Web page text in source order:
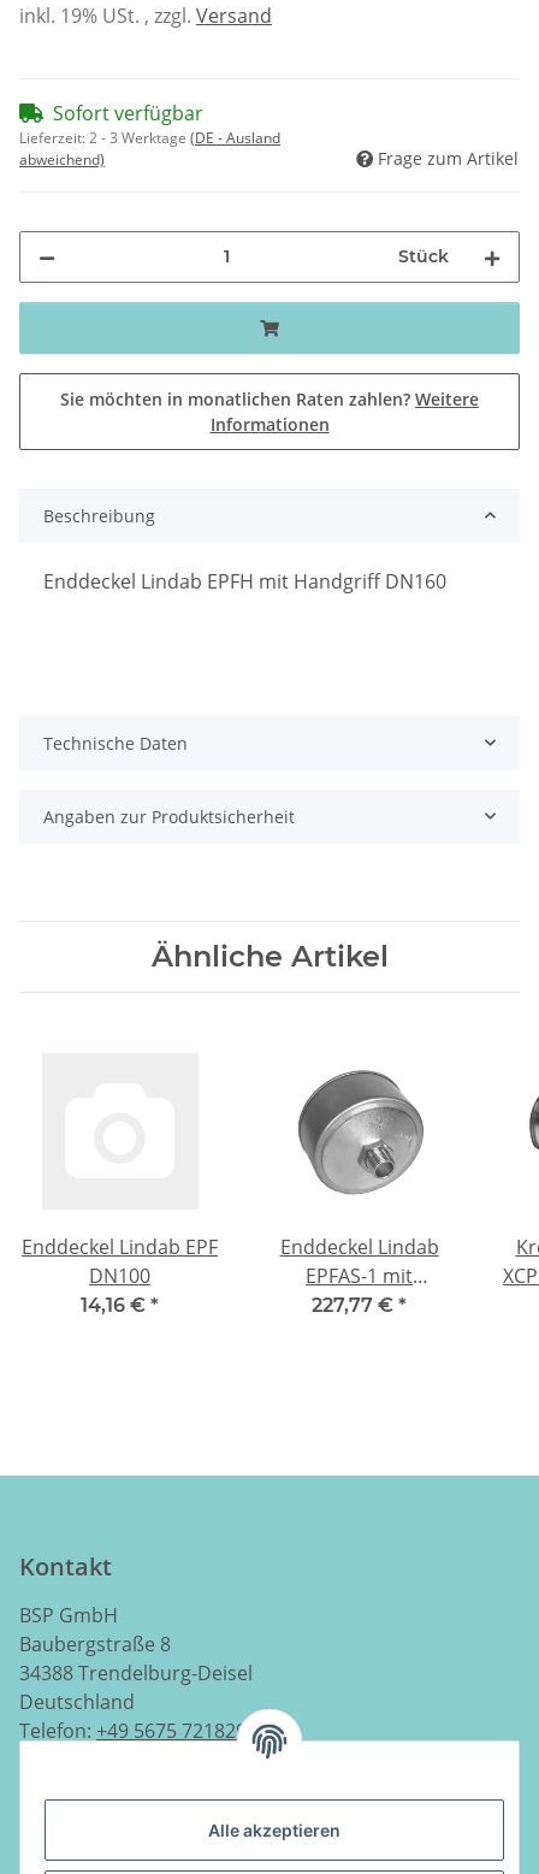
Alle akzeptieren
inkl. 19% USt. , zzgl. Versand
Sofort verfügbar
Lieferzeit:2 - 3 Werktage (DE - Ausland
abweichend)
Frage zum Artikel
Stück
Sie möchten in monatlichen Raten zahlen? Weitere
Informationen
Beschreibung
Enddeckel Lindab EPFH mit Handgriff DN160
Technische Daten
Angaben zur Produktsicherheit
Ähnliche Artikel
Enddeckel Lindab EPF
DN100
14,16 € *
Enddeckel Lindab
EPFAS-1 mit
Kondensatablauf 1/2?
227,77 € *
Kontakt
BSP GmbH
Baubergstraße 8
34388 Trendelburg-Deisel
Deutschland
Telefon: +49 5675 7218290
Informationen